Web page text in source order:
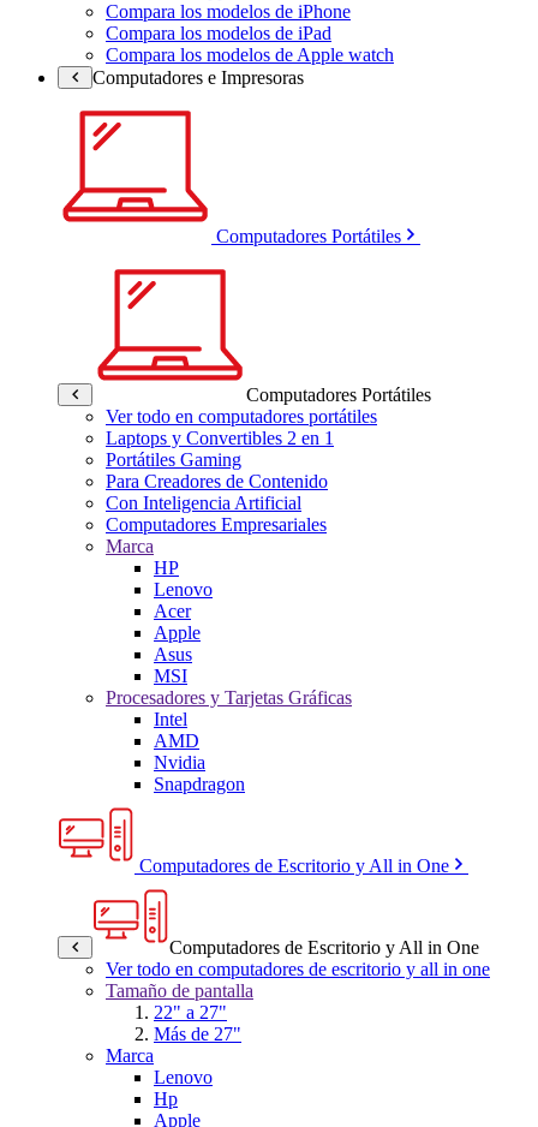
Compara los modelos de iPhone
Compara los modelos de iPad
Compara los modelos de Apple watch
Computadores e Impresoras
Computadores Portátiles
Computadores Portátiles
Ver todo en computadores portátiles
Laptops y Convertibles 2 en 1
Portátiles Gaming
Para Creadores de Contenido
Con Inteligencia Artificial
Computadores Empresariales
Marca
HP
Lenovo
Acer
Apple
Asus
MSI
Procesadores y Tarjetas Gráficas
Intel
AMD
Nvidia
Snapdragon
Computadores de Escritorio y All in One
Computadores de Escritorio y All in One
Ver todo en computadores de escritorio y all in one
Tamaño de pantalla
22" a 27"
Más de 27"
Marca
Lenovo
Hp
Apple